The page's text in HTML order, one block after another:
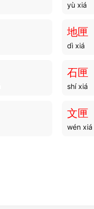
骨在
骨库
骨笄
骨勇
yù xiá
地匣
dì xiá
石匣
shí xiá
文匣
wén xiá